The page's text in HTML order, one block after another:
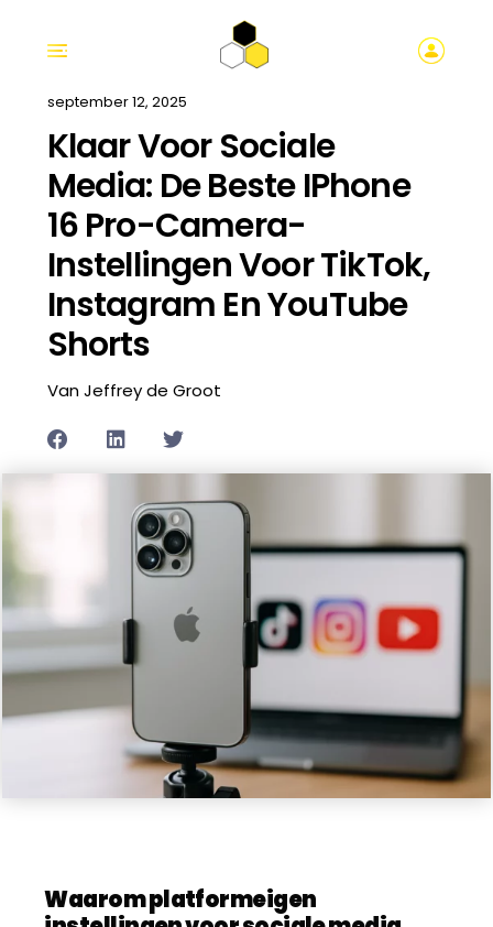
september 12, 2025
Klaar Voor Sociale
Media: De Beste IPhone
16 Pro-Camera-
Instellingen Voor TikTok,
Instagram En YouTube
Shorts
Van Jeffrey de Groot
Waarom platformeigen